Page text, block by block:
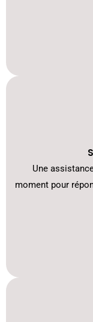
Une
moment pour